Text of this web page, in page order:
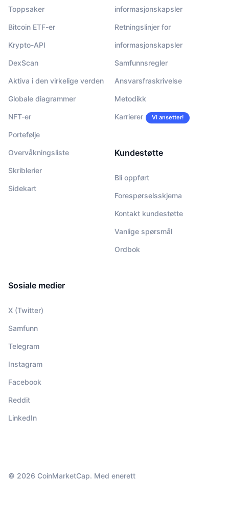
Toppsaker
Bitcoin ETF-er
Krypto-API
DexScan
Aktiva i den virkelige verden
Globale diagrammer
NFT-er
Portefølje
Overvåkningsliste
Skriblerier
Sidekart
informasjonskapsler
Retningslinjer for
informasjonskapsler
Samfunnsregler
Ansvarsfraskrivelse
Metodikk
Karrierer Vi ansetter!
Kundestøtte
Bli oppført
Forespørselsskjema
Kontakt kundestøtte
Vanlige spørsmål
Ordbok
Sosiale medier
X (Twitter)
Samfunn
Telegram
Instagram
Facebook
Reddit
LinkedIn
© 2026 CoinMarketCap. Med enerett